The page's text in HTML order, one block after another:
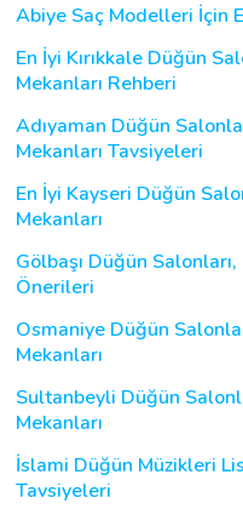
Abiye Saç Modelleri İçin
En İyi Kırıkkale Düğün
Mekanları Rehberi
Adıyaman Düğün
Mekanları Tavsiyeleri
En İyi Kayseri Düğün
Mekanları
Gölbaşı Düğün
Önerileri
Osmaniye Düğün
Mekanları
Sultanbeyli Düğün
Mekanları
İslami Düğün Müzikleri
Tavsiyeleri